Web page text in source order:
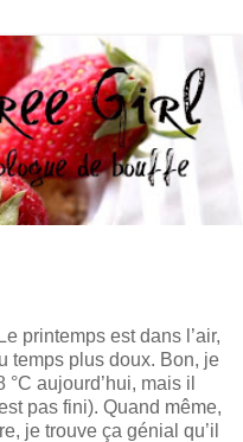
printemps est dans l’air,
temps plus doux. Bon, je
aujourd’hui, mais il
pas fini). Quand même,
je trouve ça génial qu’il